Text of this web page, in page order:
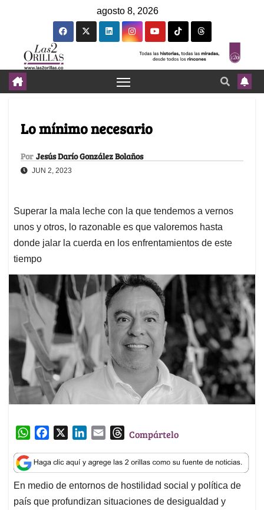
agosto 8, 2026
Lo mínimo necesario
Por Jesús Darío González Bolaños
JUN 2, 2023
Superar la mala leche con la que tendemos a vernos
unos y otros, lo razonable es que valoremos hasta
donde jalar la cuerda en los enfrentamientos de este
tiempo
W
a
t
s
A
c
e
b
o
n
k
e
d
a
i
l
T
r
e
a
d
Compártelo
En medio de entornos de hostilidad social y política de
país que profundizan situaciones de desigualdad y